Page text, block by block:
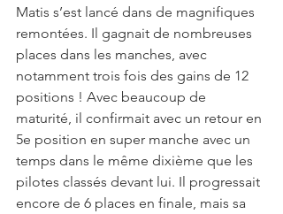
Matis s’est lancé dans de magnifiques
remontées. Il gagnait de nombreuses
places dans les manches, avec
notamment trois fois des gains de 12
positions ! Avec beaucoup de
maturité, il confirmait avec un retour en
5e position en super manche avec un
temps dans le même dixième que les
pilotes classés devant lui. Il progressait
encore de 6 places en finale, mais sa